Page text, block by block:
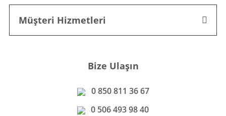
Müşteri Hizmetleri
Bize Ulaşın
0 850 811 36 67
0 506 493 98 40